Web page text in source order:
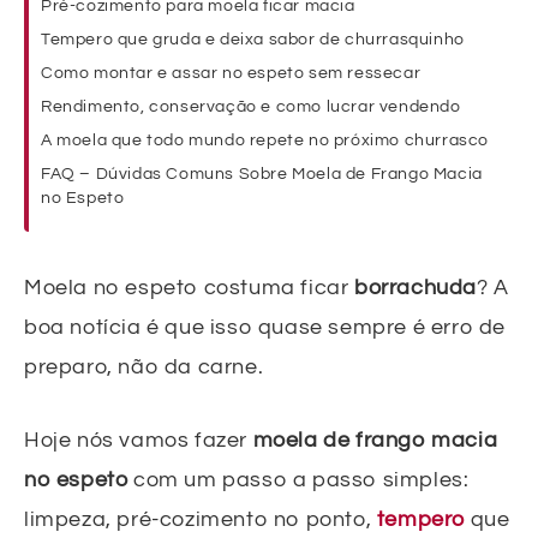
Pré-cozimento para moela ficar macia
Tempero que gruda e deixa sabor de churrasquinho
Como montar e assar no espeto sem ressecar
Rendimento, conservação e como lucrar vendendo
A moela que todo mundo repete no próximo churrasco
FAQ – Dúvidas Comuns Sobre Moela de Frango Macia
no Espeto
Moela no espeto costuma ficar borrachuda? A
boa notícia é que isso quase sempre é erro de
preparo, não da carne.
Hoje nós vamos fazer moela de frango macia
no espetocom um passo a passo simples:
limpeza, pré-cozimento no ponto, tempero que